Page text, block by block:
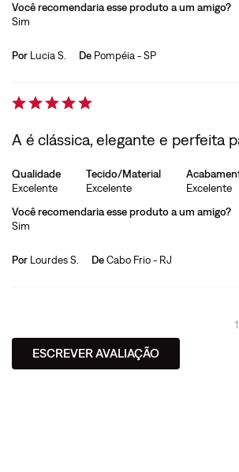
Você recomendaria esse produto a um amigo?
Sim
Por Lucia S. De Pompéia - SP
A é clássica, elegante e perfeita
Qualidade
Excelente
Tecido/Material
Excelente
Excelente
Você recomendaria esse produto a um amigo?
Sim
Por Lourdes S. DeCabo Frio - RJ
ESCREVER AVALIAÇÃO